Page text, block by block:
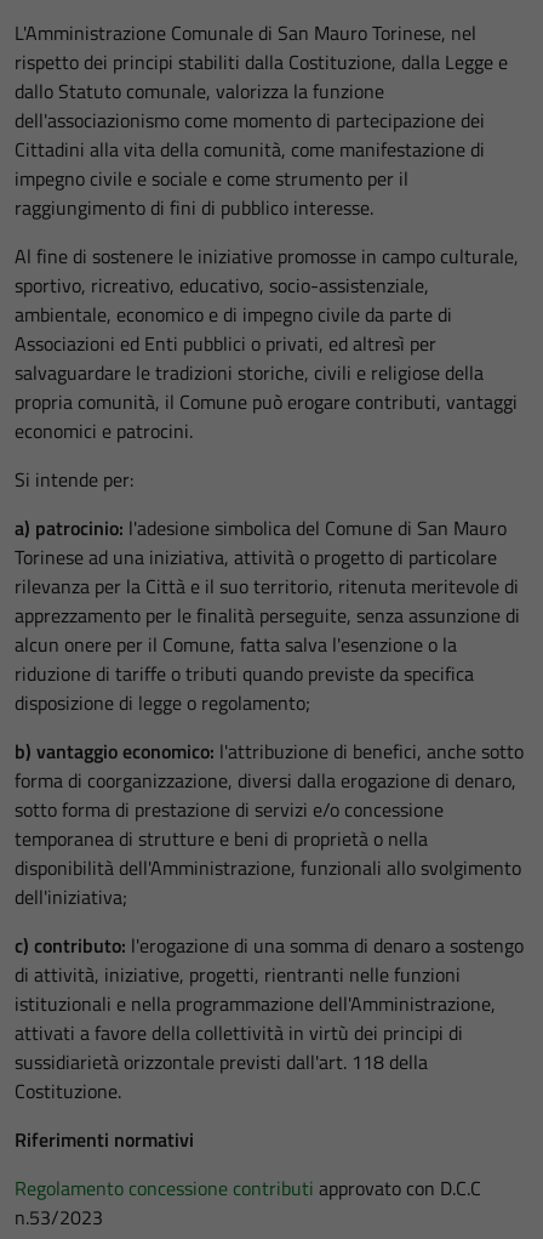
L'Amministrazione Comunale di San Mauro Torinese, nel
rispetto dei principi stabiliti dalla Costituzione, dalla Legge e
dallo Statuto comunale, valorizza la funzione
dell'associazionismo come momento di partecipazione dei
Cittadini alla vita della comunità, come manifestazione di
impegno civile e sociale e come strumento per il
raggiungimento di fini di pubblico interesse.
Al fine di sostenere le iniziative promosse in campo culturale,
sportivo, ricreativo, educativo, socio-assistenziale,
ambientale, economico e di impegno civile da parte di
Associazioni ed Enti pubblici o privati, ed altresì per
salvaguardare le tradizioni storiche, civili e religiose della
propria comunità, il Comune può erogare contributi, vantaggi
economici e patrocini.
Si intende per:
a) patrocinio: l'adesione simbolica del Comune di San Mauro
Torinese ad una iniziativa, attività o progetto di particolare
rilevanza per la Città e il suo territorio, ritenuta meritevole di
apprezzamento per le finalità perseguite, senza assunzione di
alcun onere per il Comune, fatta salva l'esenzione o la
riduzione di tariffe o tributi quando previste da specifica
disposizione di legge o regolamento;
b) vantaggio economico: l'attribuzione di benefici, anche sotto
forma di coorganizzazione, diversi dalla erogazione di denaro,
sotto forma di prestazione di servizi e/o concessione
temporanea di strutture e beni di proprietà o nella
disponibilità dell'Amministrazione, funzionali allo svolgimento
dell'iniziativa;
c) contributo: l'erogazione di una somma di denaro a sostengo
di attività, iniziative, progetti, rientranti nelle funzioni
istituzionali e nella programmazione dell'Amministrazione,
attivati a favore della collettività in virtù dei principi di
sussidiarietà orizzontale previsti dall'art. 118 della
Costituzione.
Riferimenti normativi
Regolamento concessione contributi approvato con D.C.C
n.53/2023